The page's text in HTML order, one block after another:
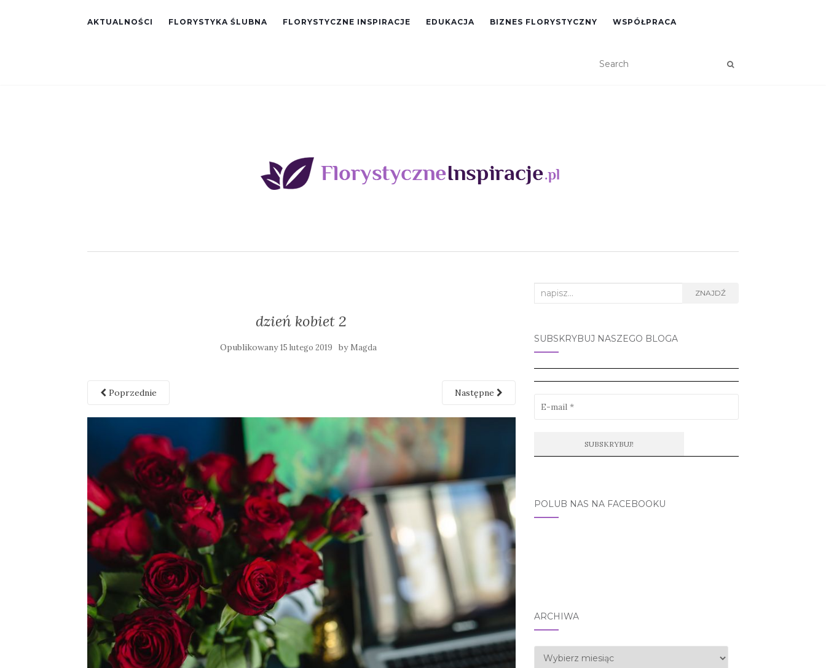
AKTUALNOŚCI FLORYSTYKA ŚLUBNA FLORYSTYCZNE INSPIRACJE EDUKACJA BIZNES FLORYSTYCZNY WSPÓŁPRACA
dzień kobiet 2
Opublikowany15 lutego 2019 by Magda
Poprzednie Następne
Search
ZNAJDŹ
SUBSKRYBUJ NASZEGO BLOGA
POLUB NAS NA FACEBOOKU
ARCHIWA
Archiwa